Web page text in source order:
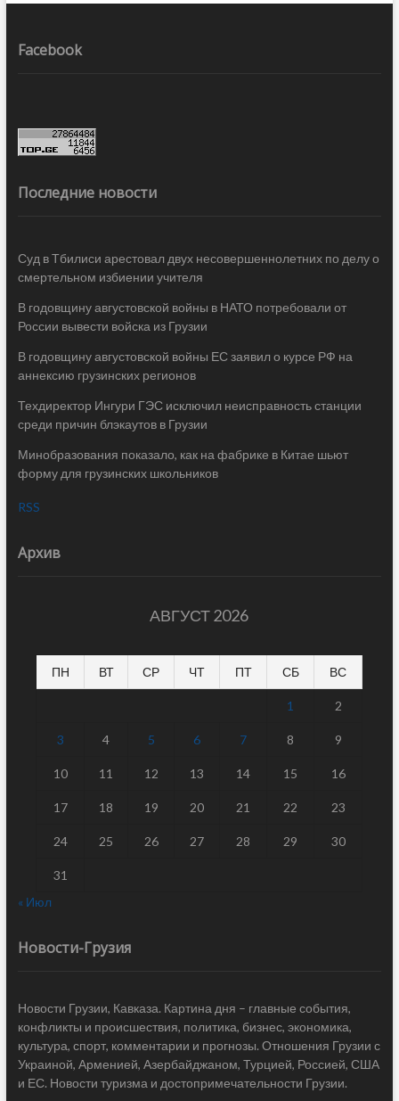
Facebook
Последние новости
Суд в Тбилиси арестовал двух несовершеннолетних по делу о
смертельном избиении учителя
В годовщину августовской войны в НАТО потребовали от
России вывести войска из Грузии
В годовщину августовской войны ЕС заявил о курсе РФ на
аннексию грузинских регионов
Техдиректор Ингури ГЭС исключил неисправность станции
среди причин блэкаутов в Грузии
Минобразования показало, как на фабрике в Китае шьют
форму для грузинских школьников
RSS
Архив
АВГУСТ 2026
ПН ВТ СР ЧТ ПТ СБ ВС
1 2
3 4 5 6 7 8 9
10 11 12 13 14 15 16
17 18 19 20 21 22 23
24 25 26 27 28 29 30
31
« Июл
Новости-Грузия
Новости Грузии, Кавказа. Картина дня – главные события,
конфликты и происшествия, политика, бизнес, экономика,
культура, спорт, комментарии и прогнозы. Отношения Грузии с
Украиной, Арменией, Азербайджаном, Турцией, Россией, США
и ЕС. Новости туризма и достопримечательности Грузии.